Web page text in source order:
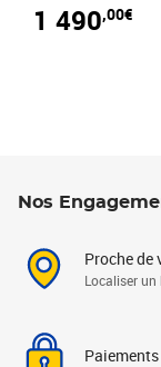
1 490,00€
Nos
Proche de
Localiser